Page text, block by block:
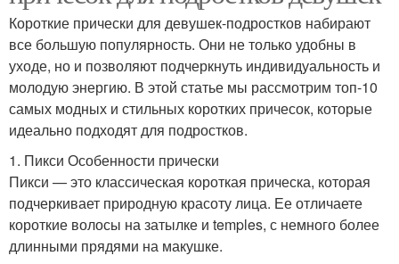
Короткие прически для девушек-подростков набирают
все большую популярность. Они не только удобны в
уходе, но и позволяют подчеркнуть индивидуальность и
молодую энергию. В этой статье мы рассмотрим топ-10
самых модных и стильных коротких причесок, которые
идеально подходят для подростков.
1. Пикси Особенности прически
Пикси — это классическая короткая прическа, которая
подчеркивает природную красоту лица. Ее отличаете
короткие волосы на затылке и temples, с немного более
длинными прядями на макушке.